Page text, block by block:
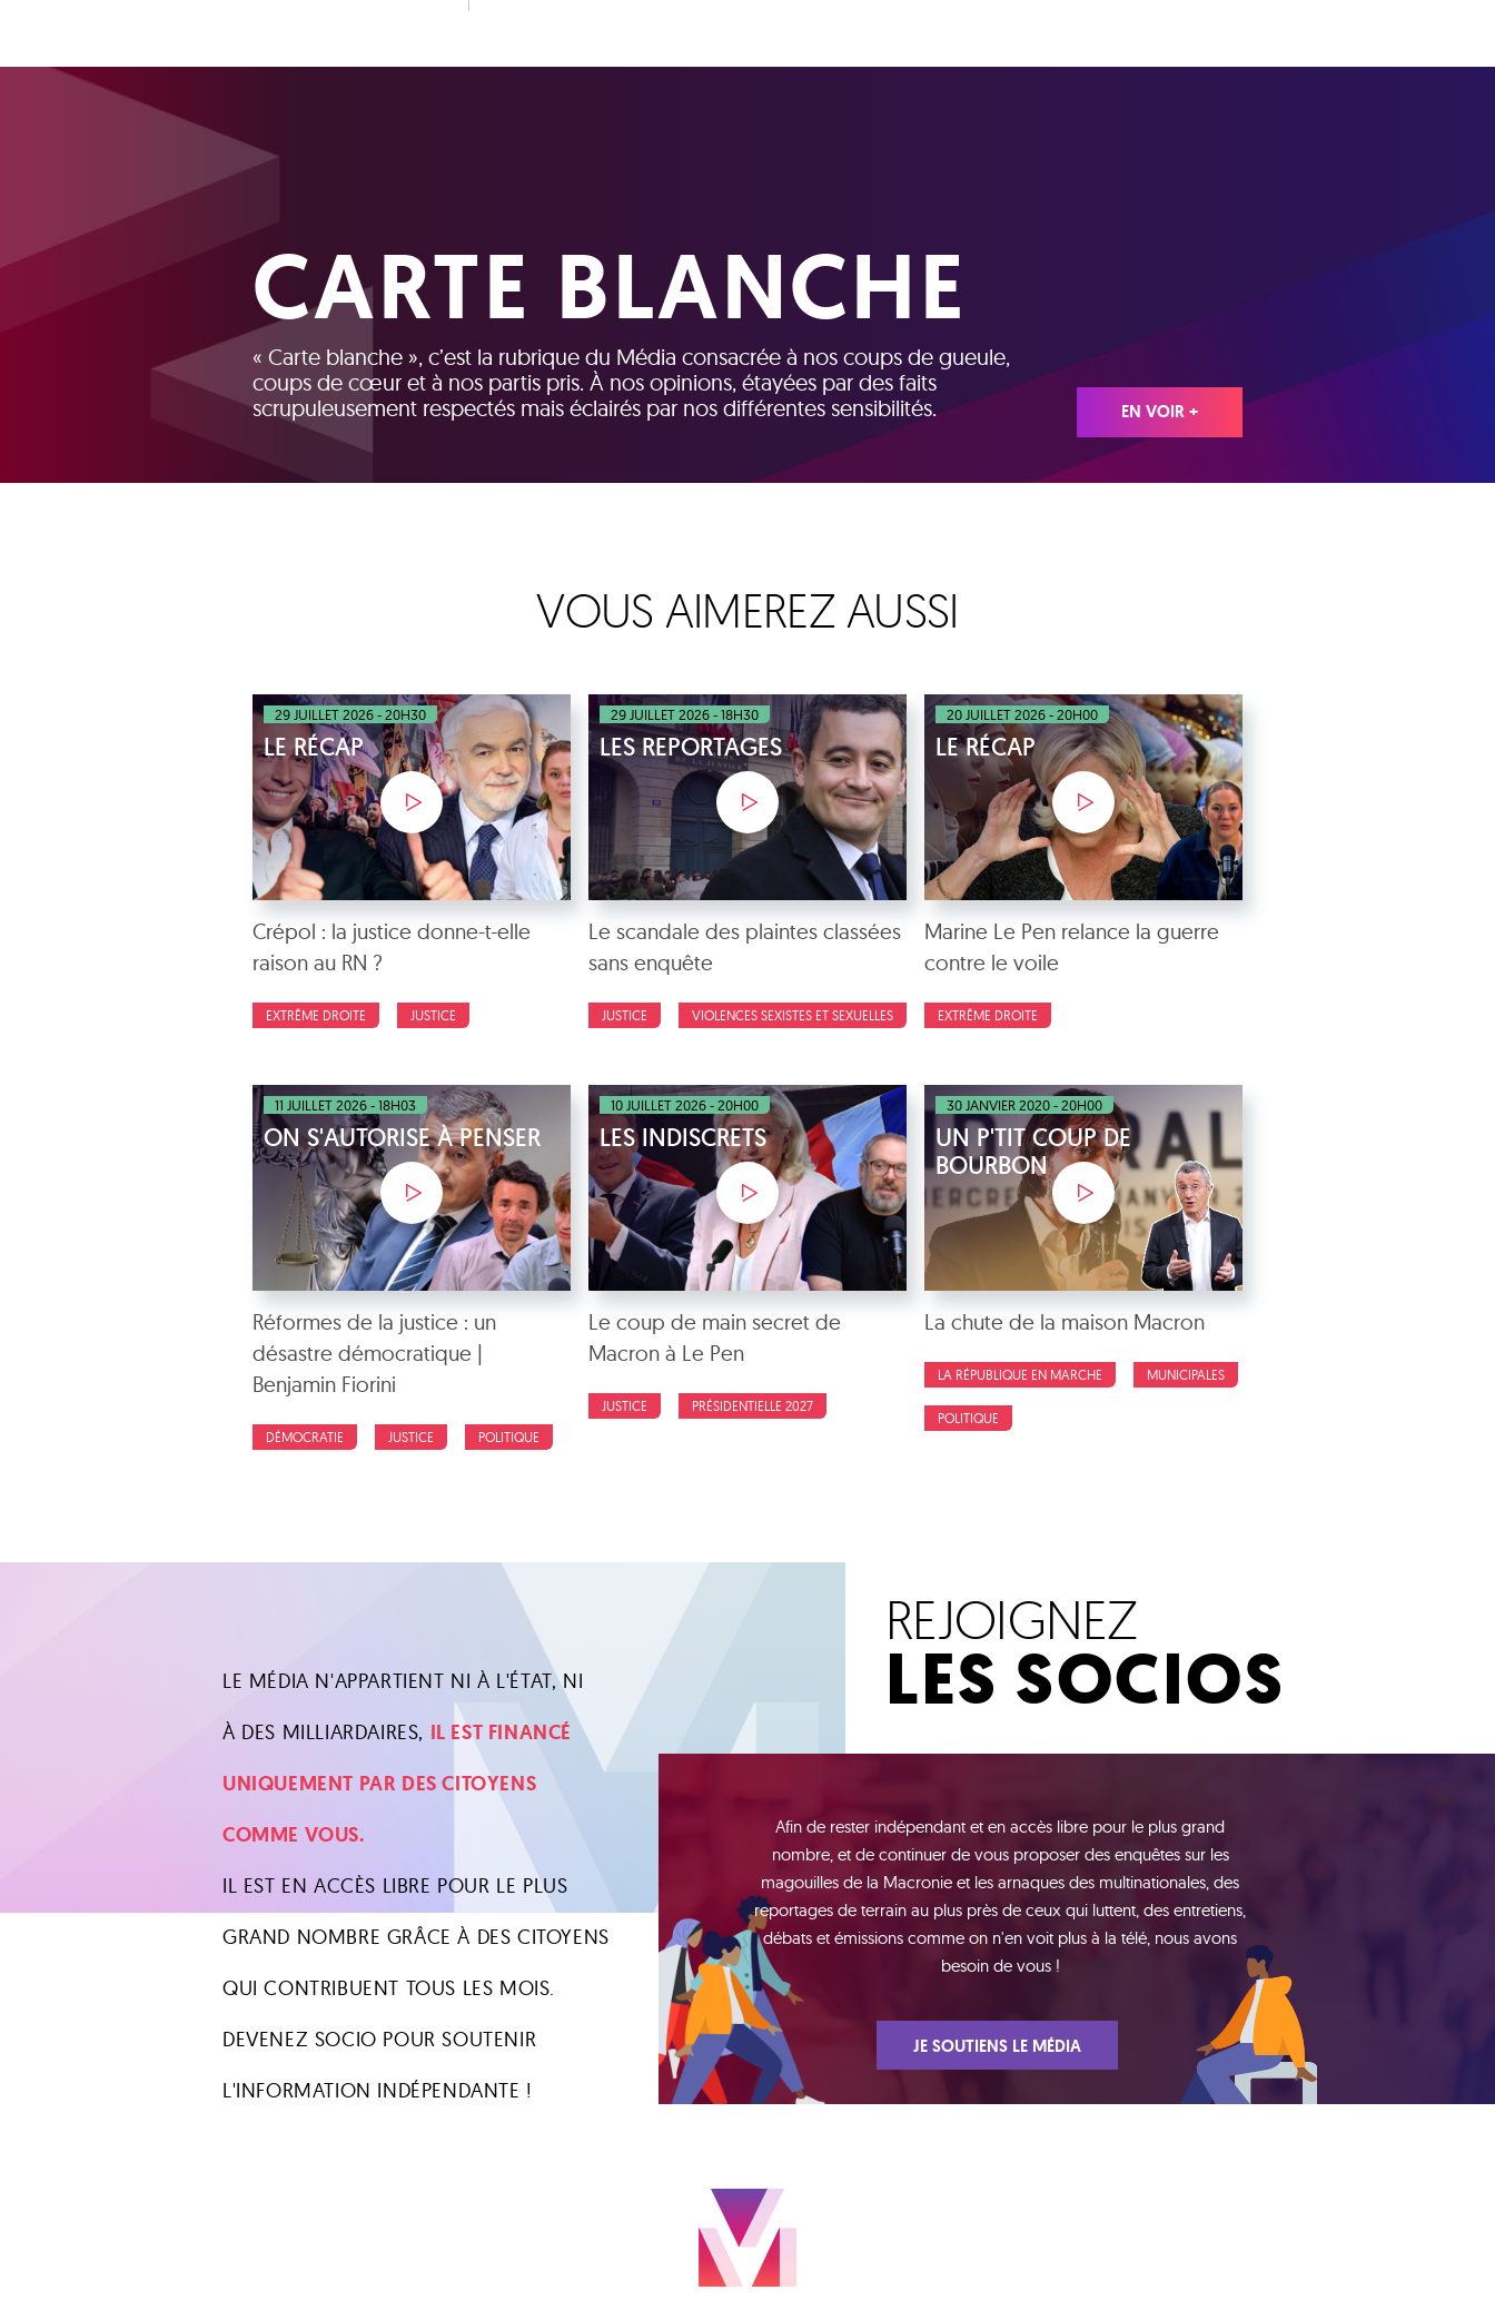
CARTE BLANCHE
« Carte blanche », c’est la rubrique du Média consacrée à nos coups de gueule,
coups de cœur et à nos partis pris. À nos opinions, étayées par des faits
scrupuleusement respectés mais éclairés par nos différentes sensibilités.
EN VOIR +
VOUS AIMEREZ AUSSI
29 JUILLET 2026 - 20H30
LE RÉCAP
Crépol : la justice donne-t-elle
raison au RN ?
EXTRÊME DROITE JUSTICE
29 JUILLET 2026 - 18H30
LES REPORTAGES
Le scandale des plaintes classées
sans enquête
JUSTICE VIOLENCES SEXISTES ET SEXUELLES
20 JUILLET 2026 - 20H00
LE RÉCAP
Marine Le Pen relance la guerre
contre le voile
EXTRÊME DROITE
11 JUILLET 2026 - 18H03
ON S'AUTORISE À PENSER
Réformes de la justice : un
désastre démocratique |
Benjamin Fiorini
DÉMOCRATIE JUSTICE POLITIQUE
10 JUILLET 2026 - 20H00
LES INDISCRETS
Le coup de main secret de
Macron à Le Pen
JUSTICE PRÉSIDENTIELLE 2027
30 JANVIER 2020 - 20H00
UN P'TIT COUP DE
BOURBON
La chute de la maison Macron
LA RÉPUBLIQUE EN MARCHE MUNICIPALES
POLITIQUE
LE MÉDIA N'APPARTIENT NI À L'ÉTAT, NI
À DES MILLIARDAIRES, IL EST FINANCÉ
UNIQUEMENT PAR DES CITOYENS
COMME VOUS.
IL EST EN ACCÈS LIBRE POUR LE PLUS
GRAND NOMBRE GRÂCE À DES CITOYENS
QUI CONTRIBUENT TOUS LES MOIS.
DEVENEZ SOCIO POUR SOUTENIR
L'INFORMATION INDÉPENDANTE !
REJOIGNEZ
LES SOCIOS
Afin de rester indépendant et en accès libre pour le plus grand
nombre, et de continuer de vous proposer des enquêtes sur les
magouilles de la Macronie et les arnaques des multinationales, des
reportages de terrain au plus près de ceux qui luttent, des entretiens,
débats et émissions comme on n'en voit plus à la télé, nous avons
besoin de vous !
JE SOUTIENS LE MÉDIA